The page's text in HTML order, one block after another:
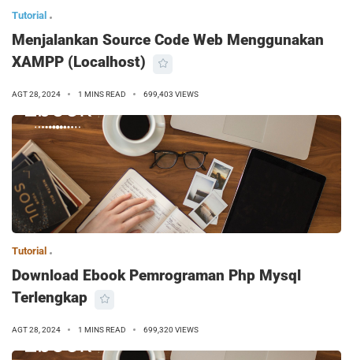
Tutorial
Menjalankan Source Code Web Menggunakan
XAMPP (Localhost)
AGT 28, 2024 1 MINS READ 699,403 VIEWS
Tutorial
Download Ebook Pemrograman Php Mysql
Terlengkap
AGT 28, 2024 1 MINS READ 699,320 VIEWS